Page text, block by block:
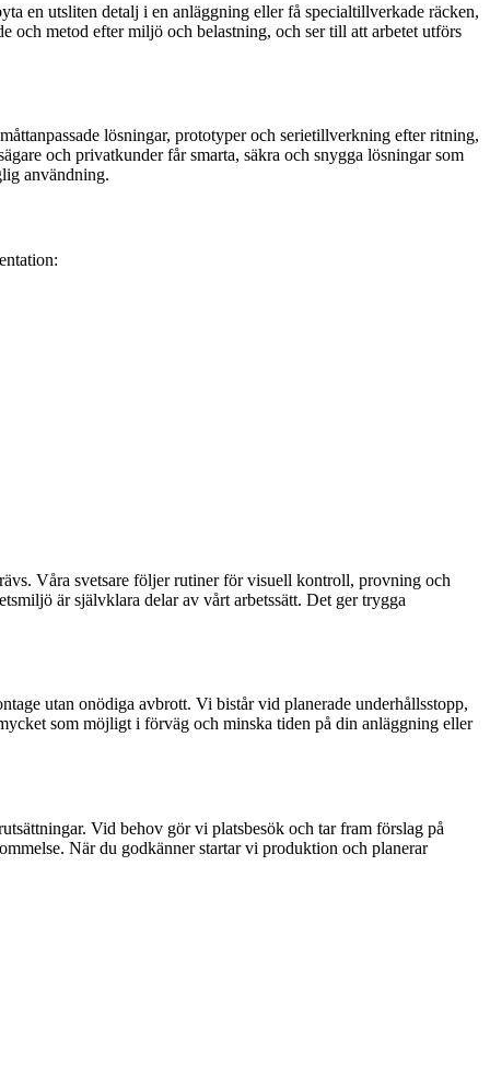
en utsliten detalj i en anläggning eller få specialtillverkade räcken,
och metod efter miljö och belastning, och ser till att arbetet utförs
lösningar, prototyper och serietillverkning efter ritning,
och privatkunder får smarta, säkra och snygga lösningar som
användning.
Våra svetsare följer rutiner för visuell kontroll, provning och
är självklara delar av vårt arbetssätt. Det ger trygga
utan onödiga avbrott. Vi bistår vid planerade underhållsstopp,
som möjligt i förväg och minska tiden på din anläggning eller
Vid behov gör vi platsbesök och tar fram förslag på
När du godkänner startar vi produktion och planerar